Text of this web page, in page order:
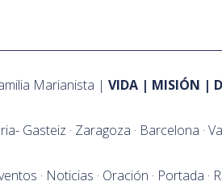
Marianista VIDA MISIÓN
Gasteiz Zaragoza Barcelona
Noticias Oración Portada